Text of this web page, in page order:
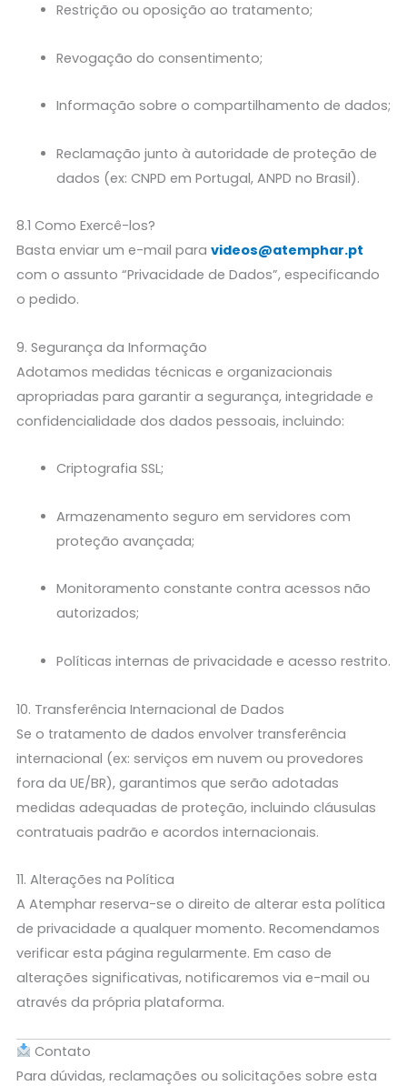
Restrição ou oposição ao tratamento;
Revogação do consentimento;
Informação sobre o compartilhamento de dados;
Reclamação junto à autoridade de proteção de
dados (ex: CNPD em Portugal, ANPD no Brasil).
8.1 Como Exercê-los?
Basta enviar um e-mail para videos@atemphar.pt
com o assunto “Privacidade de Dados”, especificando
o pedido.
9. Segurança da Informação
Adotamos medidas técnicas e organizacionais
apropriadas para garantir a segurança, integridade e
confidencialidade dos dados pessoais, incluindo:
Criptografia SSL;
Armazenamento seguro em servidores com
proteção avançada;
Monitoramento constante contra acessos não
autorizados;
Políticas internas de privacidade e acesso restrito.
10. Transferência Internacional de Dados
Se o tratamento de dados envolver transferência
internacional (ex: serviços em nuvem ou provedores
fora da UE/BR), garantimos que serão adotadas
medidas adequadas de proteção, incluindo cláusulas
contratuais padrão e acordos internacionais.
11. Alterações na Política
A Atemphar reserva-se o direito de alterar esta política
de privacidade a qualquer momento. Recomendamos
verificar esta página regularmente. Em caso de
alterações significativas, notificaremos via e-mail ou
através da própria plataforma.
Contato
Para dúvidas, reclamações ou solicitações sobre esta